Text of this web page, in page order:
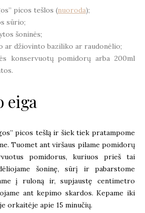
picos tešlos (nuoroda);
sūrio;
šoninės;
ar džiovinto baziliko ar raudonėlio;
konservuotų pomidorų arba 200ml
eiga
picos tešlą ir šiek tiek pratampome
Tuomet ant viršaus pilame pomidorų
pomidorus, kuriuos prieš tai
šoninę, sūrį ir pabarstome
į ruloną ir, supjaustę centimetro
ant kepimo skardos. Kepame iki
orkaitėje apie 15 minučių.